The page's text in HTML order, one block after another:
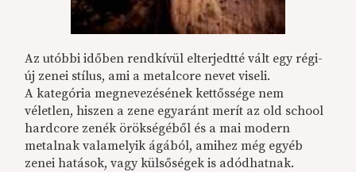
Az utóbbi időben rendkívül elterjedtté vált egy régi-
új zenei stílus, ami a metalcore nevet viseli.
A kategória megnevezésének kettőssége nem
véletlen, hiszen a zene egyaránt merít az old school
hardcore zenék örökségéből és a mai modern
metalnak valamelyik ágából, amihez még egyéb
zenei hatások, vagy külsőségek is adódhatnak.